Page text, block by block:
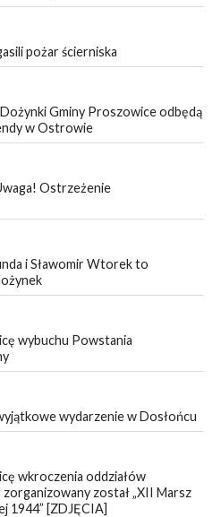
pożar ścierniska
Gminy Proszowice odbędą
w Ostrowie
Ostrzeżenie
i Sławomir Wtorek to
wybuchu Powstania
wydarzenie w Dosłońcu
wkroczenia oddziałów
został „XII Marsz
1944” [ZDJĘCIA]